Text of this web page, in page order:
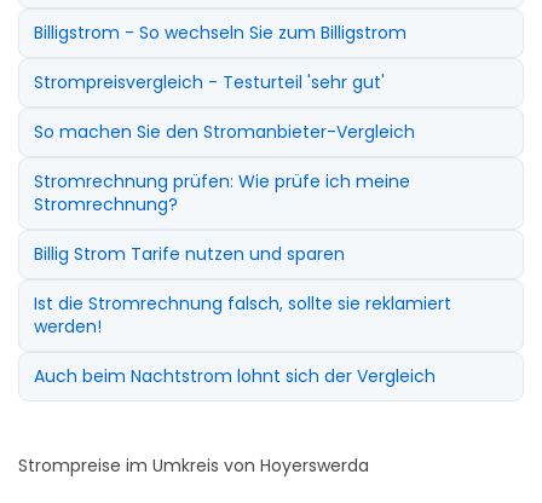
Billigstrom - So wechseln Sie zum Billigstrom
Strompreisvergleich - Testurteil 'sehr gut'
So machen Sie den Stromanbieter-Vergleich
Stromrechnung prüfen: Wie prüfe ich meine
Stromrechnung?
Billig Strom Tarife nutzen und sparen
Ist die Stromrechnung falsch, sollte sie reklamiert
werden!
Auch beim Nachtstrom lohnt sich der Vergleich
Strompreise im Umkreis von Hoyerswerda